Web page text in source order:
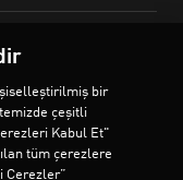
bir
çeşitli
Kabul Et"
tüm çerezlere
Çerezler”